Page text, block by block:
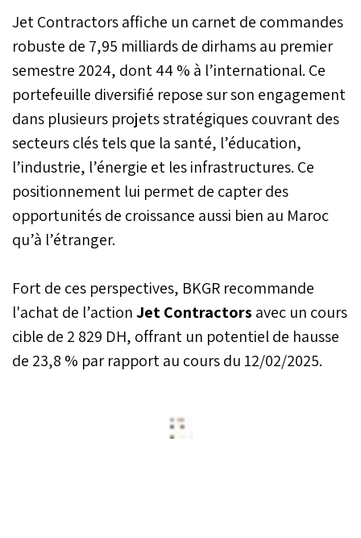
Jet Contractors affiche un carnet de commandes
robuste de 7,95 milliards de dirhams au premier
semestre 2024, dont 44 % à l’international. Ce
portefeuille diversifié repose sur son engagement
dans plusieurs projets stratégiques couvrant des
secteurs clés tels que la santé, l’éducation,
l’industrie, l’énergie et les infrastructures. Ce
positionnement lui permet de capter des
opportunités de croissance aussi bien au Maroc
qu’à l’étranger.
Fort de ces perspectives, BKGR recommande
l'achat de l’actionJet Contractors avec un cours
cible de 2 829 DH, offrant un potentiel de hausse
de 23,8 % par rapport au cours du 12/02/2025.